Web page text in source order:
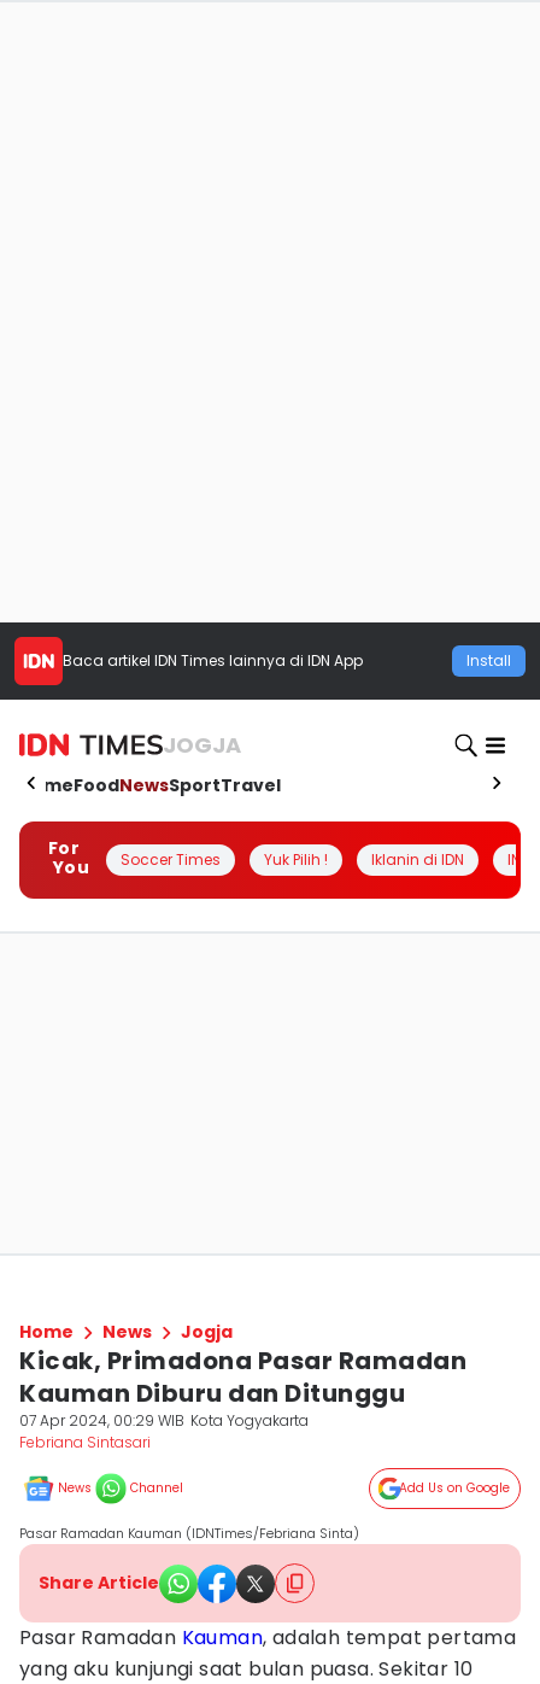
Baca artikel IDN Times lainnya di IDN App Install
JOGJA
HomeFoodNewsSportTravel
For
You
Soccer Times Yuk Pilih ! Iklanin di IDN
Home News Jogja
Kicak, Primadona Pasar Ramadan
Kauman Diburu dan Ditunggu
07 Apr 2024, 00:29 WIB Kota Yogyakarta
Febriana Sintasari
News Channel Add Us on Google
Pasar Ramadan Kauman (IDNTimes/Febriana Sinta)
Share Article
Pasar Ramadan Kauman, adalah tempat pertama
yang aku kunjungi saat bulan puasa. Sekitar 10